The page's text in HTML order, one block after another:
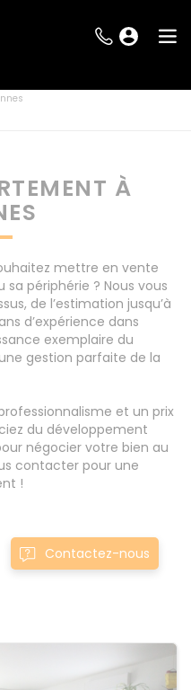
À
mettre en vente
périphérie ? Nous vous
de l’estimation jusqu’à
d’expérience dans
exemplaire du
gestion parfaite de la
et un prix
du développement
négocier votre bien au
contacter pour une
!
Contactez-nous